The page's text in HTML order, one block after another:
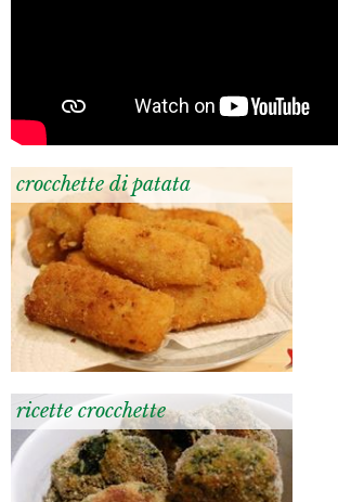
crocchette di patata
ricette crocchette